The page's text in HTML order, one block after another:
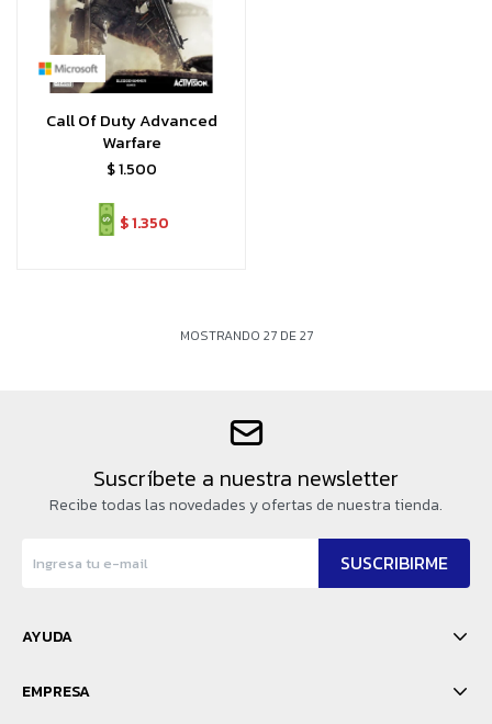
Call Of Duty Advanced
Warfare
$1.500
$1.350
MOSTRANDO 27DE27
Suscríbete a nuestra newsletter
Recibe todas las novedades y ofertas de nuestra tienda.
SUSCRIBIRME
AYUDA
EMPRESA